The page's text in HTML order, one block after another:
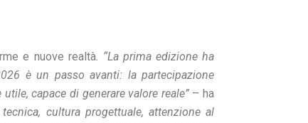
e nuove realtà. “La prima edizione ha
è un passo avanti: la partecipazione
capace di generare valore reale”– ha
cultura progettuale, attenzione al